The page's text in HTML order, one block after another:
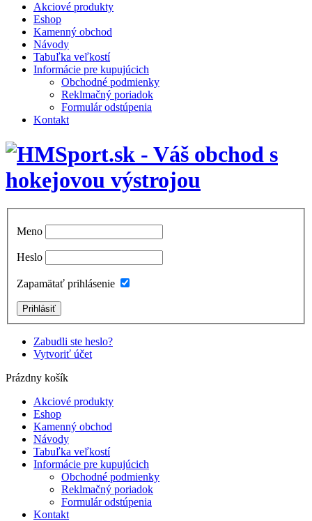
Akciové produkty
Eshop
Kamenný obchod
Návody
Tabuľka veľkostí
Informácie pre kupujúcich
Obchodné podmienky
Reklmačný poriadok
Formulár odstúpenia
Kontakt
Meno
Heslo
Zapamätať prihlásenie
Zabudli ste heslo?
Vytvoriť účet
Prázdny košík
Akciové produkty
Eshop
Kamenný obchod
Návody
Tabuľka veľkostí
Informácie pre kupujúcich
Obchodné podmienky
Reklmačný poriadok
Formulár odstúpenia
Kontakt